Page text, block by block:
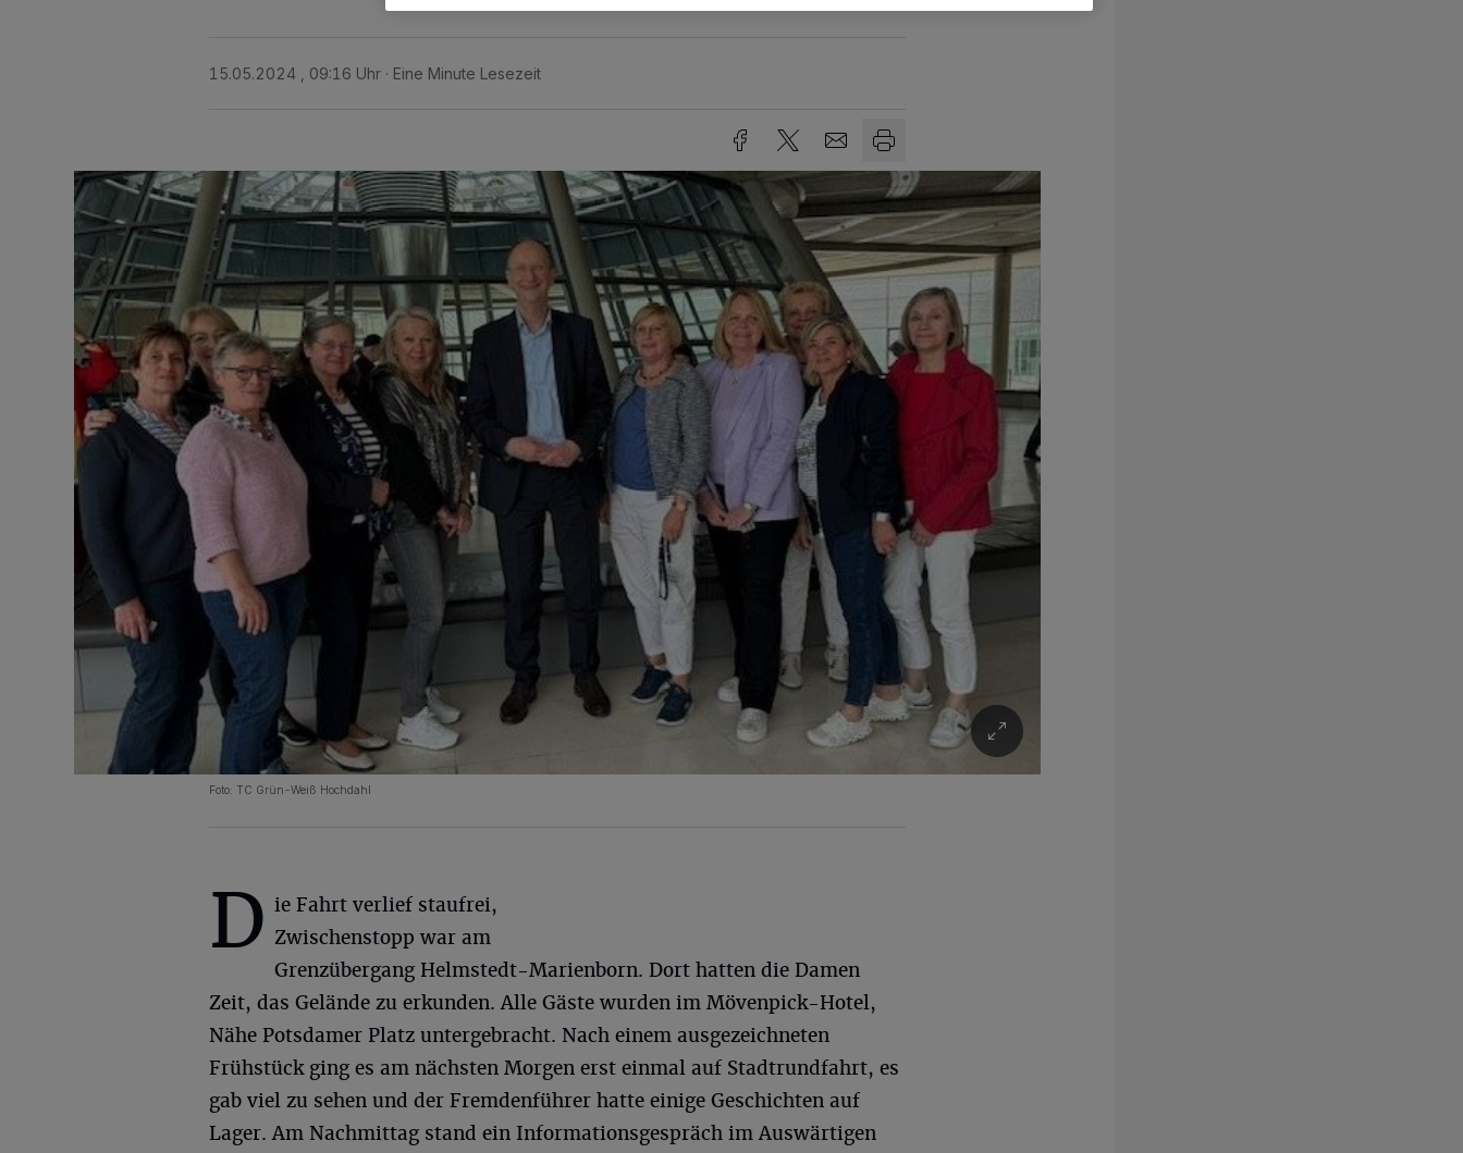
15.05.2024 , 09:16 Uhr Eine Minute Lesezeit
Foto: TC Grün-Weiß Hochdahl
D ie Fahrt verlief staufrei,
Zwischenstopp war am
Grenzübergang Helmstedt-Marienborn. Dort hatten die Damen
Zeit, das Gelände zu erkunden. Alle Gäste wurden im Mövenpick-Hotel,
Nähe Potsdamer Platz untergebracht. Nach einem ausgezeichneten
Frühstück ging es am nächsten Morgen erst einmal auf Stadtrundfahrt, es
gab viel zu sehen und der Fremdenführer hatte einige Geschichten auf
Lager. Am Nachmittag stand ein Informationsgespräch im Auswärtigen